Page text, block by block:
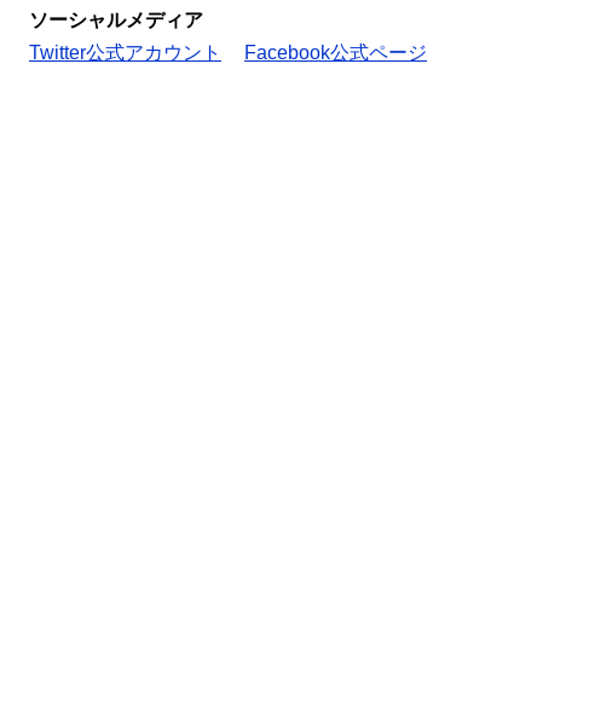
ソーシャルメディア
Twitter公式アカウント
Facebook公式ページ